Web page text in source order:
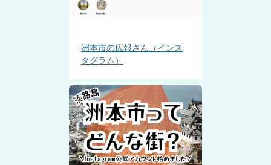
洲本市の広報さん（インス
タグラム）